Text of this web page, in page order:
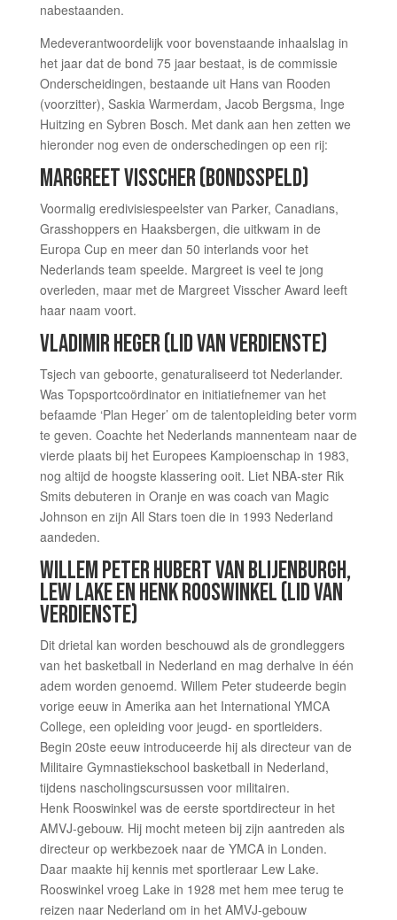
nabestaanden.
Medeverantwoordelijk voor bovenstaande inhaalslag in
het jaar dat de bond 75 jaar bestaat, is de commissie
Onderscheidingen, bestaande uit Hans van Rooden
(voorzitter), Saskia Warmerdam, Jacob Bergsma, Inge
Huitzing en Sybren Bosch. Met dank aan hen zetten we
hieronder nog even de onderschedingen op een rij:
MARGREET VISSCHER​ (BONDSSPELD)
Voormalig eredivisiespeelster van Parker, Canadians,
Grasshoppers en Haaksbergen, die uitkwam in de
Europa Cup en meer dan 50 interlands voor het
Nederlands team speelde. Margreet is veel te jong
overleden, maar met de Margreet Visscher Award leeft
haar naam voort.
VLADIMIR HEGER​​ (LID VAN VERDIENSTE)
Tsjech van geboorte, genaturaliseerd tot Nederlander.
Was Topsportcoördinator en initiatiefnemer van het
befaamde ‘Plan Heger’ om de talentopleiding beter vorm
te geven. Coachte het Nederlands mannenteam naar de
vierde plaats bij het Europees Kampioenschap in 1983,
nog altijd de hoogste klassering ooit. Liet NBA-ster Rik
Smits debuteren in Oranje en was coach van Magic
Johnson en zijn All Stars toen die in 1993 Nederland
aandeden.
WILLEM PETER HUBERT VAN BLIJENBURGH​,
LEW LAKE EN HENK ROOSWINKEL ​(LID VAN
VERDIENSTE)
Dit drietal kan worden beschouwd als de grondleggers
van het basketball in Nederland en mag derhalve in één
adem worden genoemd. Willem Peter studeerde begin
vorige eeuw in Amerika aan het International YMCA
College, een opleiding voor jeugd- en sportleiders.
Begin 20ste eeuw introduceerde hij als directeur van de
Militaire Gymnastiekschool basketball in Nederland,
tijdens nascholingscursussen voor militairen.
Henk Rooswinkel was de eerste sportdirecteur in het
AMVJ-gebouw. Hij mocht meteen bij zijn aantreden als
directeur op werkbezoek naar de YMCA in Londen.
Daar maakte hij kennis met sportleraar Lew Lake.
Rooswinkel vroeg Lake in 1928 met hem mee terug te
reizen naar Nederland om in het AMVJ-gebouw